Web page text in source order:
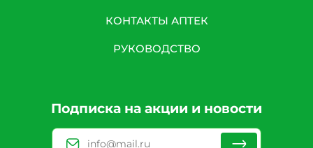
КОНТАКТЫ АПТЕК
РУКОВОДСТВО
Подписка на акции и новости